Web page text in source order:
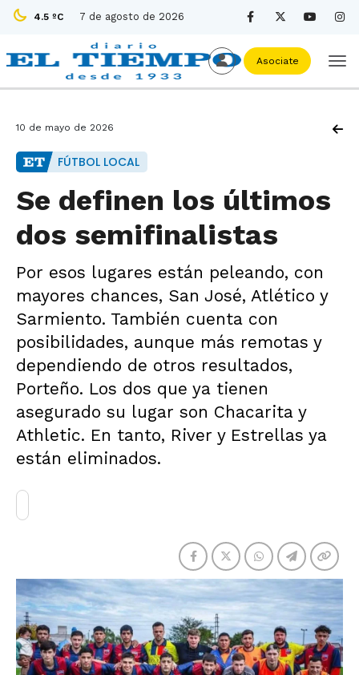
4.5 ºC 7 de agosto de 2026
Asociate
10 de mayo de 2026
FÚTBOL LOCAL
Se definen los últimos
dos semifinalistas
Por esos lugares están peleando, con
mayores chances, San José, Atlético y
Sarmiento. También cuenta con
posibilidades, aunque más remotas y
dependiendo de otros resultados,
Porteño. Los dos que ya tienen
asegurado su lugar son Chacarita y
Athletic. En tanto, River y Estrellas ya
están eliminados.